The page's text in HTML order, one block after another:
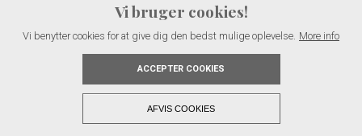
125,- kr. pr. gang (100 + moms)
6 ugers forløb 480,- kr. (384+moms)
4 mødegange 360,- kr. (288+moms)
Vi bruger cookies!
Vi benytter cookies for at give dig den bedst mulige oplevelse. More info
ACCEPTER COOKIES
AFVIS COOKIES